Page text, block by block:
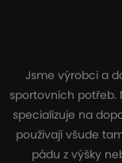
Jsme výrobci a
sportovních potřeb.
specializuje na
používají všude
pádu z výšky